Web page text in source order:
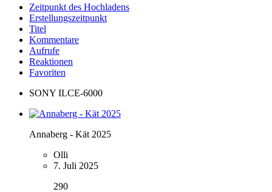
Zeitpunkt des Hochladens
Erstellungszeitpunkt
Titel
Kommentare
Aufrufe
Reaktionen
Favoriten
SONY ILCE-6000
Annaberg - Kät 2025
Olli
7. Juli 2025
290